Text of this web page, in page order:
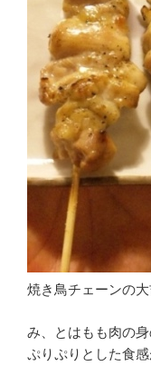
焼き鳥チェーンの大
み、とはもも肉の身
ぷりぷりとした食